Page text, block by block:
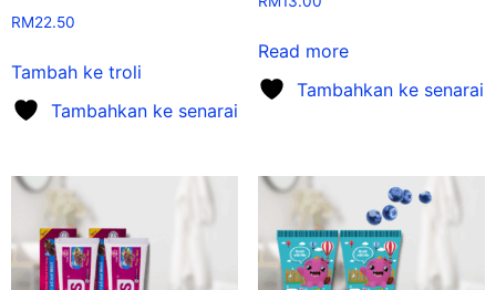
RM22.50
Tambah ke troli
Tambahkan ke senarai
Read more
Tambahkan ke senarai